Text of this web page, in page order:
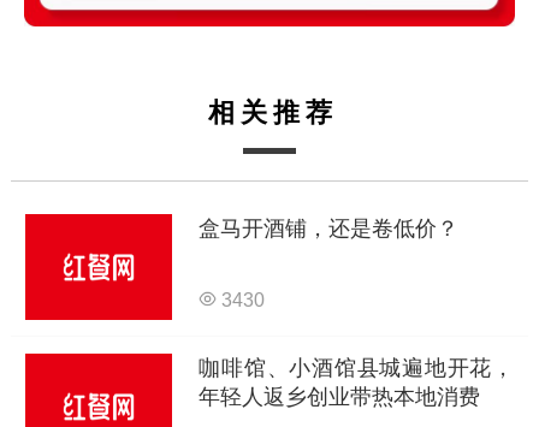
相关推荐
盒马开酒铺，还是卷低价？
3430
咖啡馆、小酒馆县城遍地开花，
年轻人返乡创业带热本地消费